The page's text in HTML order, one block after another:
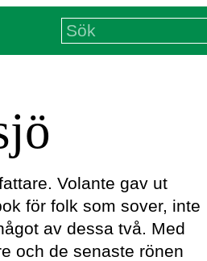
Volante gav ut
för folk som sover, inte
av dessa två. Med
och de senaste rönen